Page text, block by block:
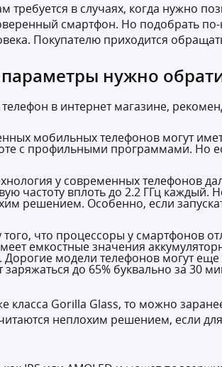
требуется в случаях, когда нужно
смартфон. Но подобрать
Покупателю приходится
нужно
в интернет магазине,
мобильных телефонов могут
с профильными программами. Но
у современных телефонов
частоту вплоть до 2.2 ГГц
решением. Особенно, если
того, что процессоры у смартфонов
емкостные значения
Дорогие модели телефонов могут
до 65% буквально за 30
класса Gorilla Glass, то можно
неплохим решением, если